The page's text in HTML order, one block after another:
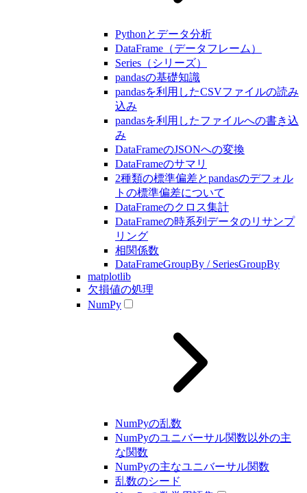
Pythonとデータ分析
DataFrame（データフレーム）
Series（シリーズ）
pandasの基礎知識
pandasを利用したCSVファイルの読み
込み
pandasを利用したファイルへの書き込
み
DataFrameのJSONへの変換
DataFrameのサマリ
2種類の標準偏差とpandasのデフォル
トの標準偏差について
DataFrameのクロス集計
DataFrameの時系列データのリサンプ
リング
相関係数
DataFrameGroupBy / SeriesGroupBy
matplotlib
欠損値の処理
NumPy
NumPyの乱数
NumPyのユニバーサル関数以外の主
な関数
NumPyの主なユニバーサル関数
乱数のシード